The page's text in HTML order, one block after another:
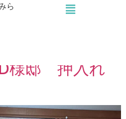
ら
:
様邸 押入れ